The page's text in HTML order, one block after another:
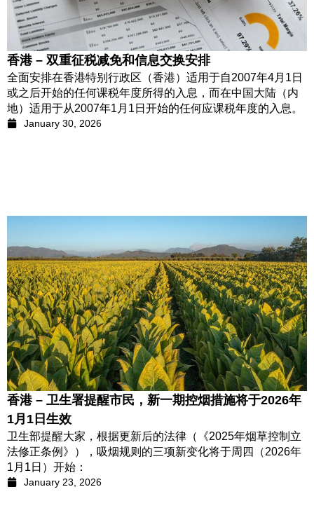
香港 – 双重征税减免和信息交换安排
全面安排在香港特别行政区（香港）适用于自2007年4月1日
或之后开始的任何课税年度所得的入息，而在中国大陆（内
地）适用于从2007年1月1日开始的任何应课税年度的入息。
January 30, 2026
香港 – 卫生署提醒市民，新一期控烟措施将于2026年
1月1日生效
卫生部提醒大家，根据更新后的法律（《2025年烟草控制立
法修正条例》），吸烟规则的三项新变化将于周四（2026年
1月1日）开始：
January 23, 2026